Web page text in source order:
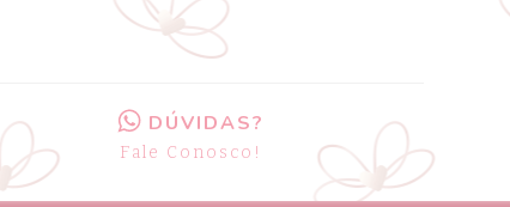
DÚVIDAS?
Fale Conosco!